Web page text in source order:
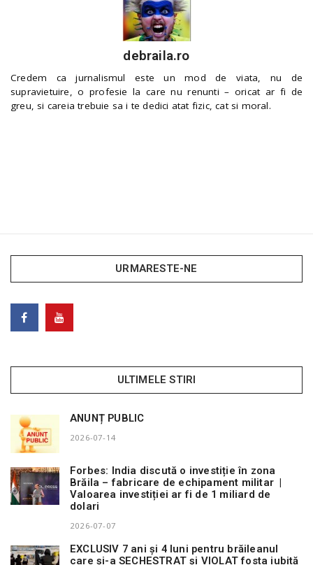
debraila.ro
Credem ca jurnalismul este un mod de viata, nu de
supravietuire, o profesie la care nu renunti – oricat ar fi de
greu, si careia trebuie sa i te dedici atat fizic, cat si moral.
URMARESTE-NE
ULTIMELE STIRI
ANUNȚ PUBLIC
2026-07-14
Forbes: India discută o investiție în zona
Brăila – fabricare de echipament militar |
Valoarea investiției ar fi de 1 miliard de
dolari
2026-07-07
EXCLUSIV 7 ani și 4 luni pentru brăileanul
care și-a SECHESTRAT și VIOLAT fosta iubită